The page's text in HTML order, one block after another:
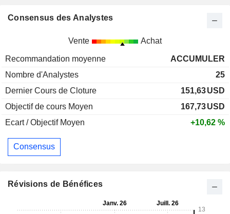
Consensus des Analystes
Vente Achat
Recommandation moyenne
ACCUMULER
Nombre d'Analystes
25
Dernier Cours de Cloture
151,63USD
Objectif de cours Moyen
167,73USD
Ecart / Objectif Moyen
+10,62 %
Consensus
Révisions de Bénéfices